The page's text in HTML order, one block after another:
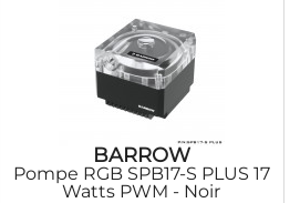
BARROW
Pompe RGB SPB17-S PLUS 17
Watts PWM - Noir